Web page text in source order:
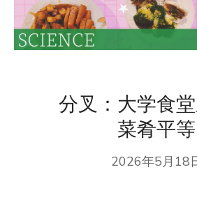
分叉：大学食
菜肴平等
2026年5月18